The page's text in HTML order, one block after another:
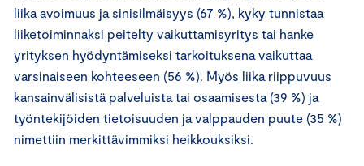
liika avoimuus ja sinisilmäisyys (67 %), kyky tunnistaa
liiketoiminnaksi peitelty vaikuttamisyritys tai hanke
yrityksen hyödyntämiseksi tarkoituksena vaikuttaa
varsinaiseen kohteeseen (56 %). Myös liika riippuvuus
kansainvälisistä palveluista tai osaamisesta (39 %) ja
työntekijöiden tietoisuuden ja valppauden puute (35 %)
nimettiin merkittävimmiksi heikkouksiksi.